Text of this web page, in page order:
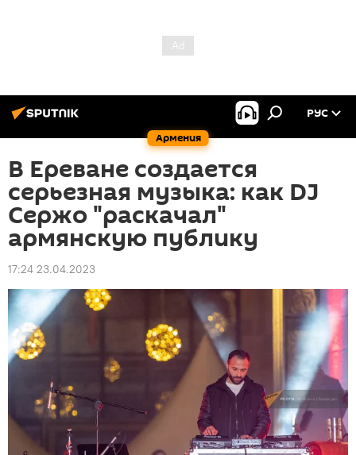
Армения
РУС
В Ереване создается
серьезная музыка: как DJ
Сержо "раскачал"
армянскую публику
17:24 23.04.2023